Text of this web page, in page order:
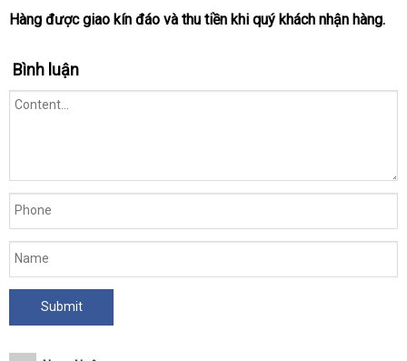
dụng.
sinh
Hàng lớn
được giao kín đáo khuyến
và thu tiền khi quý khách nhận hàng.
Bình luận